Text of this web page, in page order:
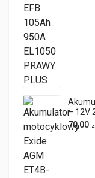
– 12V
70,00